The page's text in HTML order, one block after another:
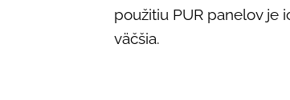
použitiu PUR panelov je
väčšia.